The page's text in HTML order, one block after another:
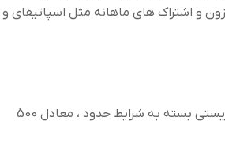
و اشتراک های ماهانه مثل اسپاتیفای و
برای شهروندان خارجی توریستی بسته به شرایط حدود ، معادل 500